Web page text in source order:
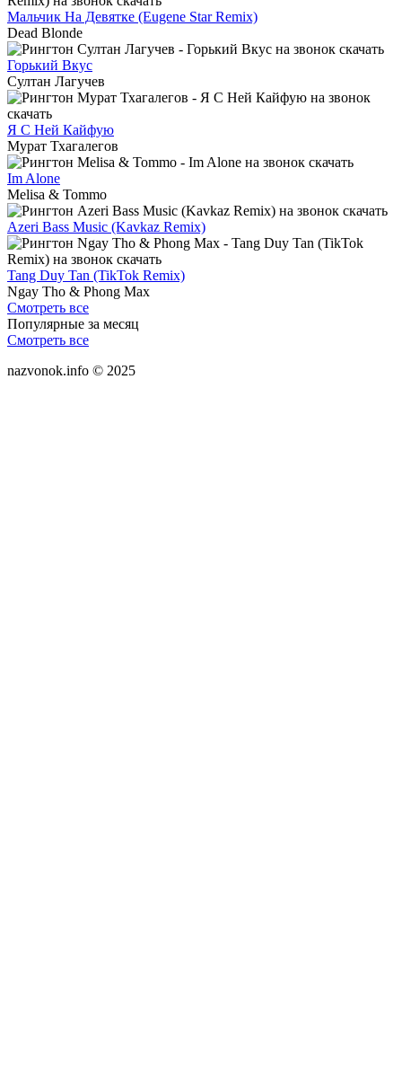
Мальчик На Девятке (Eugene Star Remix)
Dead Blonde
Горький Вкус
Султан Лагучев
Я С Ней Кайфую
Мурат Тхагалегов
Im Alone
Melisa & Tommo
Azeri Bass Music (Kavkaz Remix)
Tang Duy Tan (TikTok Remix)
Ngay Tho & Phong Max
Смотреть все
Популярные за месяц
Смотреть все
nazvonok.info © 2025